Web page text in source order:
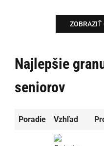
ZOBRAZIŤ
Najlepšie
seniorov
Poradie Vzhľad